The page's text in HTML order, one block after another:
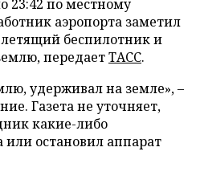
23:42 по местному
аэропорта заметил
беспилотник и
передаетТАСС.
удерживал на земле», –
Газета не уточняет,
какие-либо
или остановил аппарат